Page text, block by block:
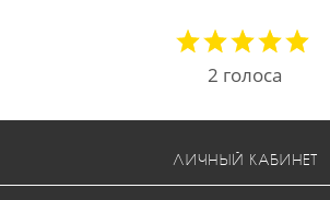
2 голоса
ЛИЧНЫЙ КАБИНЕТ